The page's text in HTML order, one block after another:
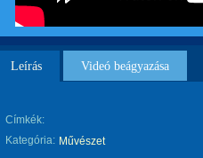
Leírás Videó beágyazása
Címkék:
Kategória: Művészet